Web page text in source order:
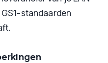
standaarden